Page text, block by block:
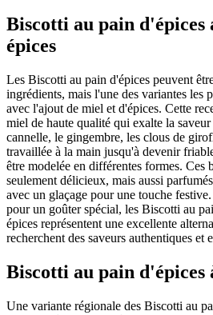
Biscotti au pain d'épices
épices
Les Biscotti au pain d'épices peuvent
ingrédients, mais l'une des variantes les
avec l'ajout de miel et d'épices. Cette
miel de haute qualité qui exalte la
cannelle, le gingembre, les clous de
travaillée à la main jusqu'à devenir
être modelée en différentes formes. Ces
seulement délicieux, mais aussi
avec un glaçage pour une touche
pour un goûter spécial, les Biscotti au
épices représentent une excellente
recherchent des saveurs authentiques et
Biscotti au pain d'épices
Une variante régionale des Biscotti au